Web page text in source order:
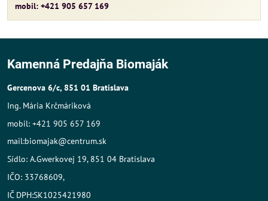
mobil: +421 905 657 169
Kamenná Predajňa Biomaják
Gercenova 6/c, 851 01 Bratislava
Ing. Mária Krčmáriková
mobil: +421 905 657 169
mail:biomajak@centrum.sk
Sídlo: A.Gwerkovej 19, 851 04 Bratislava
IČO: 33768609,
IČ DPH:SK1025421980